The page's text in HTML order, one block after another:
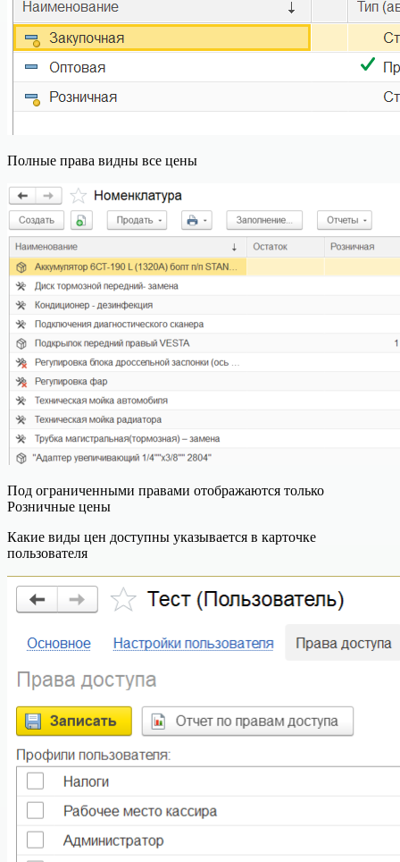
Полные права видны все цены
Под ограниченными правами отображаются только
Розничные цены
Какие виды цен доступны указывается в карточке
пользователя